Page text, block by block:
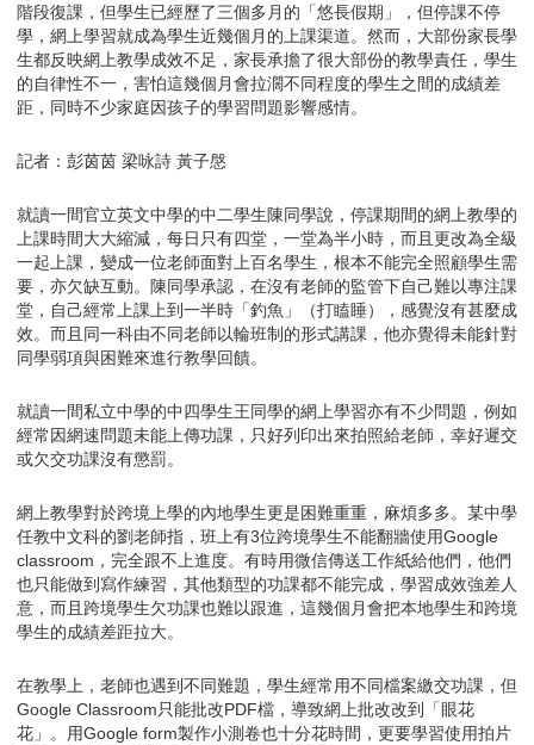
階段復課，但學生已經歷了三個多月的「悠長假期」，但停課不停
學，網上學習就成為學生近幾個月的上課渠道。然而，大部份家長學
生都反映網上教學成效不足，家長承擔了很大部份的教學責任，學生
的自律性不一，害怕這幾個月會拉濶不同程度的學生之間的成績差
距，同時不少家庭因孩子的學習問題影響感情。
記者：彭茵茵 梁咏詩 黃子慇
就讀一間官立英文中學的中二學生陳同學說，停課期間的網上教學的
上課時間大大縮減，每日只有四堂，一堂為半小時，而且更改為全級
一起上課，變成一位老師面對上百名學生，根本不能完全照顧學生需
要，亦欠缺互動。陳同學承認，在沒有老師的監管下自己難以專注課
堂，自己經常上課上到一半時「釣魚」（打瞌睡），感覺沒有甚麼成
效。而且同一科由不同老師以輪班制的形式講課，他亦覺得未能針對
同學弱項與困難來進行教學回饋。
就讀一間私立中學的中四學生王同學的網上學習亦有不少問題，例如
經常因網速問題未能上傳功課，只好列印出來拍照給老師，幸好遲交
或欠交功課沒有懲罰。
網上教學對於跨境上學的內地學生更是困難重重，麻煩多多。某中學
任教中文科的劉老師指，班上有3位跨境學生不能翻牆使用Google
classroom，完全跟不上進度。有時用微信傳送工作紙給他們，他們
也只能做到寫作練習，其他類型的功課都不能完成，學習成效強差人
意，而且跨境學生欠功課也難以跟進，這幾個月會把本地學生和跨境
學生的成績差距拉大。
在教學上，老師也遇到不同難題，學生經常用不同檔案繳交功課，但
Google Classroom只能批改PDF檔，導致網上批改改到「眼花
花」。用Google form製作小測卷也十分花時間，更要學習使用拍片